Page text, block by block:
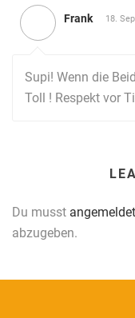
Frank 18.
Supi! Wenn die
Toll ! Respekt vor
Du musst angemeldet
abzugeben.